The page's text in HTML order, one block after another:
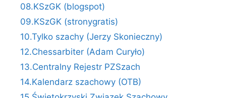
08.KSzGK (blogspot)
09.KSzGK (stronygratis)
10.Tylko szachy (Jerzy Skonieczny)
12.Chessarbiter (Adam Curyło)
13.Centralny Rejestr PZSzach
14.Kalendarz szachowy (OTB)